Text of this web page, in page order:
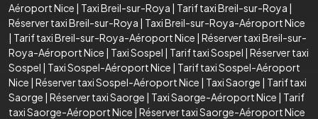
Aéroport Nice | Taxi Breil-sur-Roya | Tarif taxi Breil-sur-Roya |
Réserver taxi Breil-sur-Roya | Taxi Breil-sur-Roya-Aéroport Nice
| Tarif taxi Breil-sur-Roya-Aéroport Nice | Réserver taxi Breil-sur-
Roya-Aéroport Nice | Taxi Sospel | Tarif taxi Sospel | Réserver taxi
Sospel | Taxi Sospel-Aéroport Nice | Tarif taxi Sospel-Aéroport
Nice | Réserver taxi Sospel-Aéroport Nice | Taxi Saorge | Tarif taxi
Saorge | Réserver taxi Saorge | Taxi Saorge-Aéroport Nice | Tarif
taxi Saorge-Aéroport Nice | Réserver taxi Saorge-Aéroport Nice